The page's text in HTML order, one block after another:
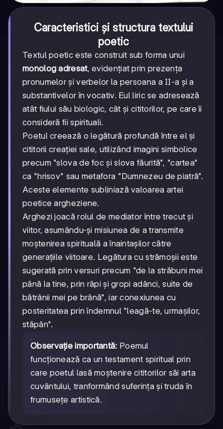
Caracteristici și structura textului
poetic
Textul poetic este construit sub forma unui
monolog adresat, evidențiat prin prezența
pronumelor și verbelor la persoana a II-a și a
substantivelor în vocativ. Eul liric se adresează
atât fiului său biologic, cât și cititorilor, pe care îi
consideră fii spirituali.
Poetul creează o legătură profundă între el și
cititorii creației sale, utilizând imagini simbolice
precum "slova de foc și slova făurită", "cartea"
ca "hrisov" sau metafora "Dumnezeu de piatră".
Aceste elemente subliniază valoarea artei
poetice argheziene.
Arghezi joacă rolul de mediator între trecut și
viitor, asumându-și misiunea de a transmite
moștenirea spirituală a înaintașilor către
generațiile viitoare. Legătura cu strămoșii este
sugerată prin versuri precum "de la străbuni mei
până la tine, prin râpi și gropi adânci, suite de
bătrânii mei pe brână", iar conexiunea cu
posteritatea prin îndemnul "leagă-te, urmaşilor,
stăpân".
Observație importantă: Poemul
funcționează ca un testament spiritual prin
care poetul lasă moștenire cititorilor săi arta
cuvântului, tranformând suferința și truda în
frumusețe artistică.